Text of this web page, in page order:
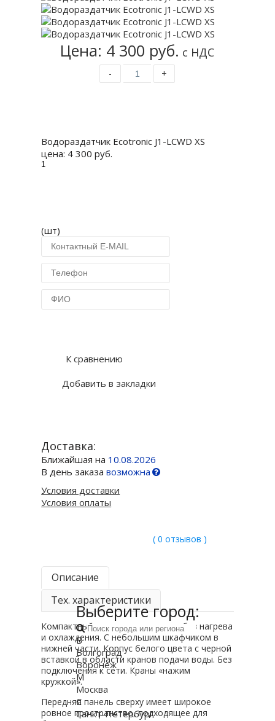
Цена: 4 300 руб. с НДС
- +
Водораздатчик Ecotronic J1-LCWD XS
цена: 4 300 руб.
(шт)
К сравнению
Добавить в закладки
Доставка:
Ближайшая на 10.08.2026
В день заказавозможна
Условия доставки
Условия оплаты
( 0 отзывов )
Описание
Тех. характеристики
Компактный раздатчик для воды без нагрева
и охлаждения. С небольшим шкафчиком в
нижней части. Корпус белого цвета с черной
вставкой в области кранов подачи воды. Без
подключения к сети. Краны «нажим
кружкой».
Передняя панель сверху имеет широкое
ровное пространство, подходящее для
Выберите город:
В
Волгоград
Воронеж
М
Москва
С
Санкт-Петербург